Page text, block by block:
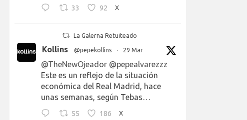
33 92 X
La Galerna Retuiteado
Kollins @pepekollins · 29 Mar
@TheNewOjeador @pepealvarezzz
Este es un reflejo de la situación
económica del Real Madrid, hace
unas semanas, según Tebas…
55 186 X